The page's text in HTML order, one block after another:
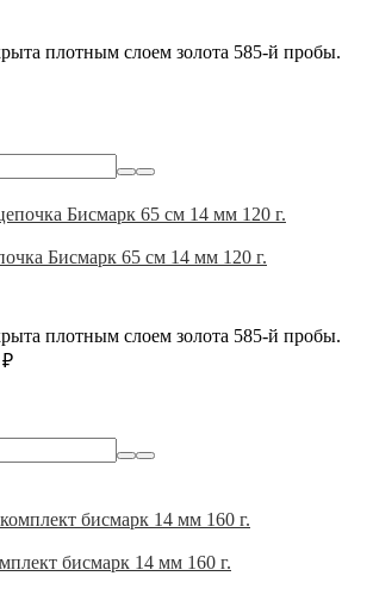
плотным слоем золота 585-й пробы.
Бисмарк 65 см 14 мм 120 г.
плотным слоем золота 585-й пробы.
₽
бисмарк 14 мм 160 г.